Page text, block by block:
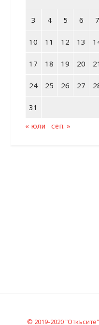
3 4 5 6 7
10 11 12 13
17 18 19 20 21
24 25 26 27
31
« юли
сеп. »
© 2019-2020